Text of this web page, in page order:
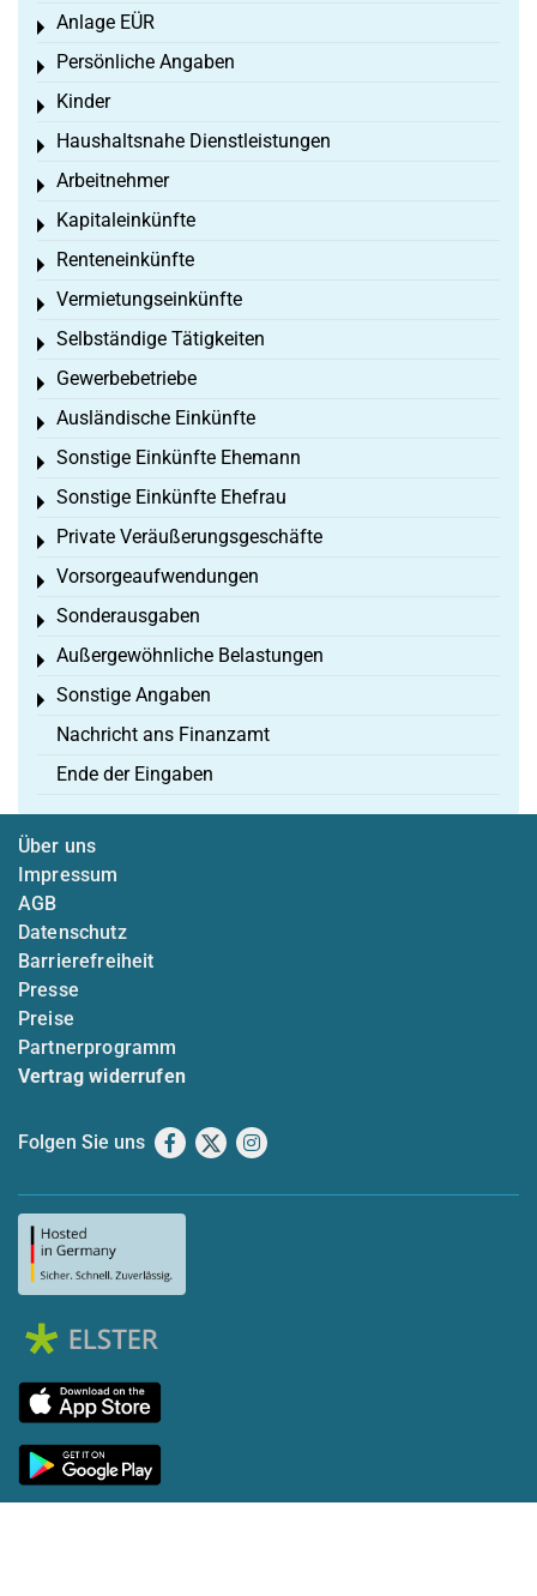
Anlage EÜR
Toggle menu
Persönliche Angaben
Toggle menu
Kinder
Toggle menu
Haushaltsnahe Dienstleistungen
Toggle menu
Arbeitnehmer
Toggle menu
Kapitaleinkünfte
Toggle menu
Renteneinkünfte
Toggle menu
Vermietungseinkünfte
Toggle menu
Selbständige Tätigkeiten
Toggle menu
Gewerbebetriebe
Toggle menu
Ausländische Einkünfte
Toggle menu
Sonstige Einkünfte Ehemann
Toggle menu
Sonstige Einkünfte Ehefrau
Toggle menu
Private Veräußerungsgeschäfte
Toggle menu
Vorsorgeaufwendungen
Toggle menu
Sonderausgaben
Toggle menu
Außergewöhnliche Belastungen
Toggle menu
Sonstige Angaben
Toggle menu
Nachricht ans Finanzamt
Ende der Eingaben
Über uns
Impressum
AGB
Datenschutz
Barrierefreiheit
Presse
Preise
Partnerprogramm
Vertrag widerrufen
Folgen Sie uns Facebook
X Instagram